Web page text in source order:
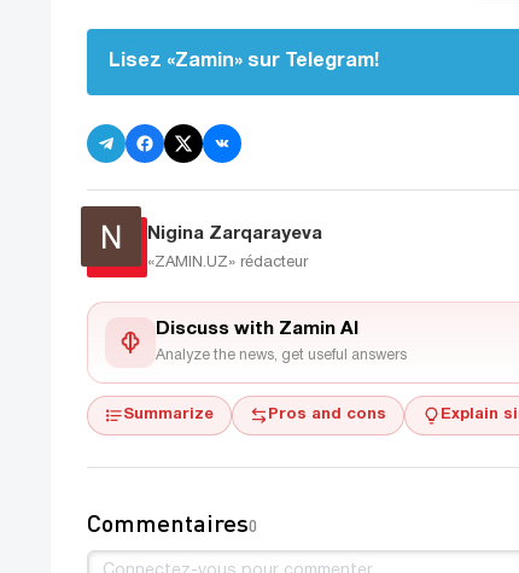
Lisez «Zamin» sur Telegram!
Nigina Zarqarayeva
«ZAMIN.UZ» rédacteur
Discuss with Zamin AI
Analyze the news, get useful answers
Summarize Pros and cons Explain
Commentaires0